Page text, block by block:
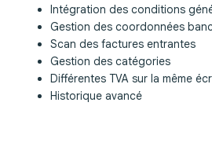
Intégration des conditions
Gestion des coordonnées
Scan des factures entrantes
Gestion des catégories
Différentes TVA sur la même
Historique avancé